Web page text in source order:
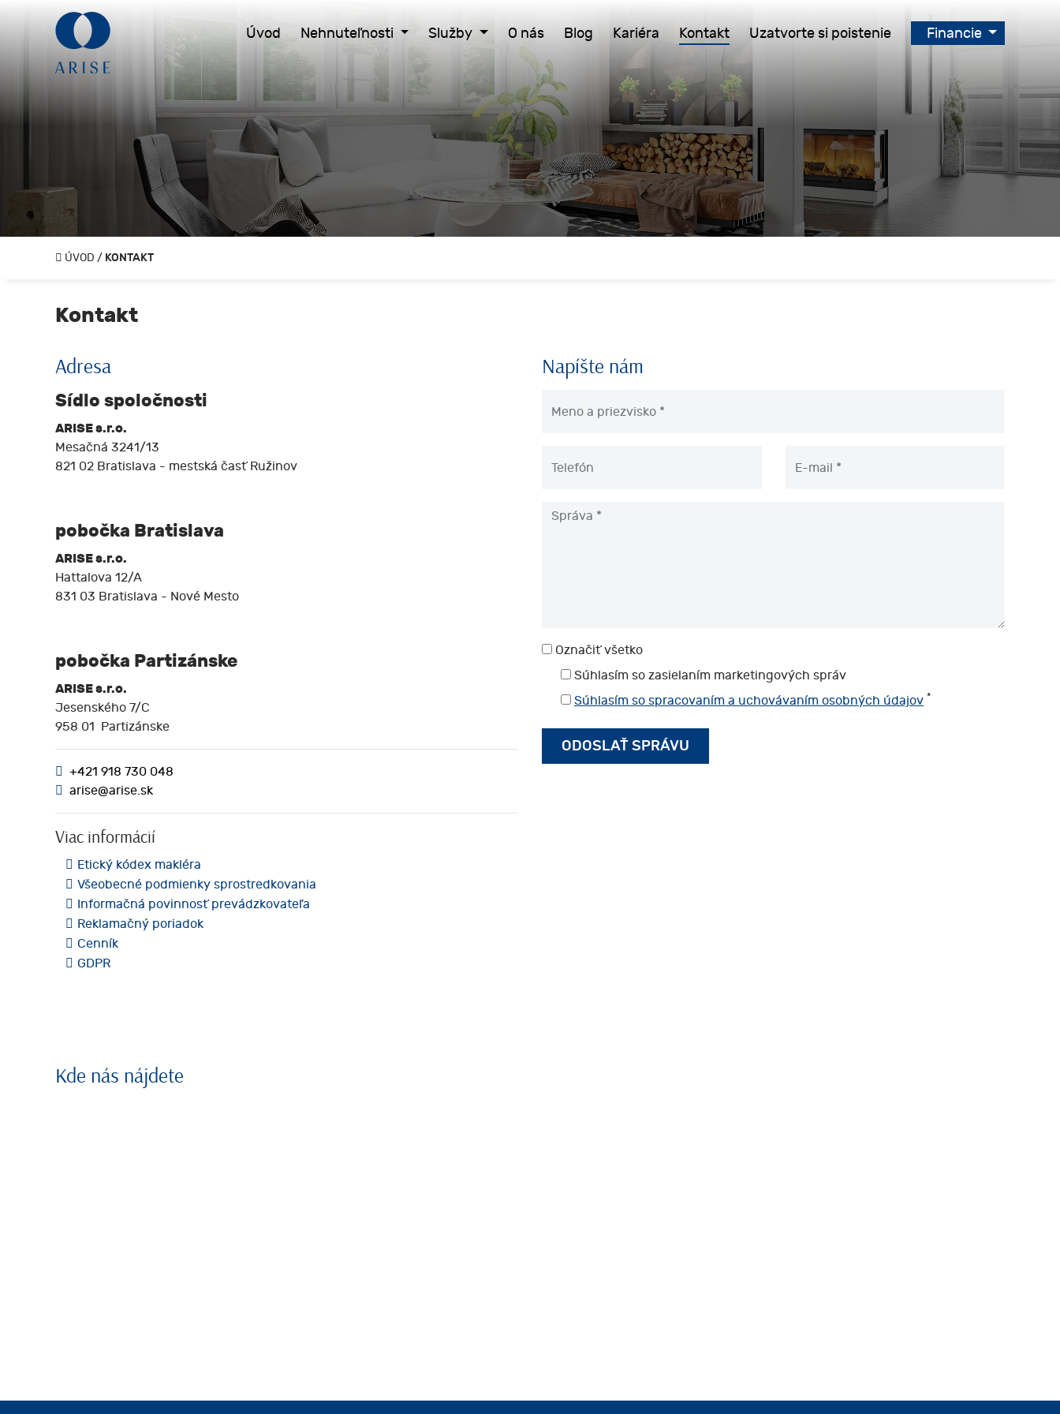
Úvod Nehnuteľnosti Služby O nás Blog Kariéra Kontakt Uzatvorte si poistenie Financie
ÚVOD / KONTAKT
Kontakt
Adresa
Sídlo spoločnosti
ARISE s.r.o.
Mesačná 3241/13
821 02 Bratislava - mestská časť Ružinov
pobočka Bratislava
ARISE s.r.o.
Hattalova 12/A
831 03 Bratislava - Nové Mesto
pobočka Partizánske
ARISE s.r.o.
Jesenského 7/C
958 01 Partizánske
+421 918 730 048
arise@arise.sk
Viac informácií
Etický kódex makléra
Všeobecné podmienky sprostredkovania
Informačná povinnosť prevádzkovateľa
Reklamačný poriadok
Cenník
GDPR
Napíšte nám
Označiť všetko
Súhlasím so zasielaním marketingových správ
Súhlasím so spracovaním a uchovávaním osobných údajov *
Kde nás nájdete